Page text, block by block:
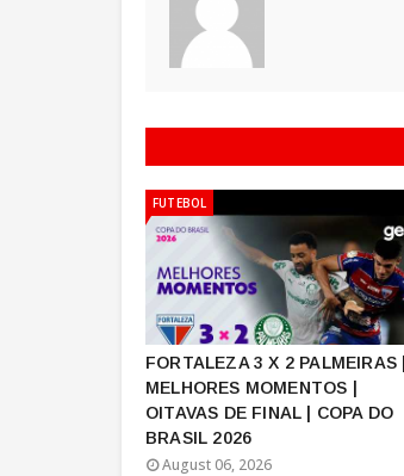
FUTEBOL
FORTALEZA 3 X 2 PALMEIRAS |
MELHORES MOMENTOS |
OITAVAS DE FINAL | COPA DO
BRASIL 2026
August 06, 2026